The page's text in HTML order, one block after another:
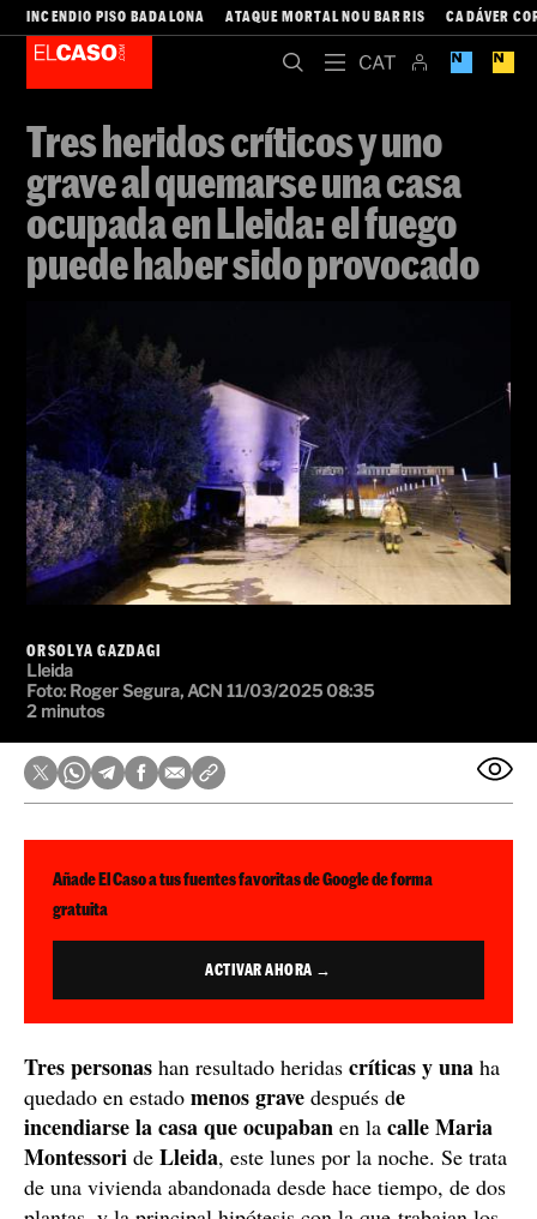
INCENDIO PISO BADALONA ATAQUE MORTAL NOU BARRIS CADÁVER
Tres heridos críticos y uno
grave al quemarse una casa
ocupada en Lleida: el fuego
puede haber sido provocado
ORSOLYA GAZDAGI
Lleida
Foto: Roger Segura, ACN 11/03/2025 08:35
2 minutos
Añade El Caso a tus fuentes favoritas de Google de forma
gratuita
ACTIVAR AHORA →
Tres personas han resultado heridas críticas yuna ha
quedado en estado menos grave después de
incendiarse la casa que ocupaban en la calle Maria
Montessori de Lleida, este lunes por la noche. Se trata
de una vivienda abandonada desde hace tiempo, de dos